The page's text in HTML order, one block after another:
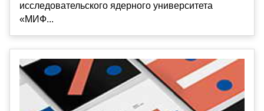
исследовательского ядерного университета
«МИФ...